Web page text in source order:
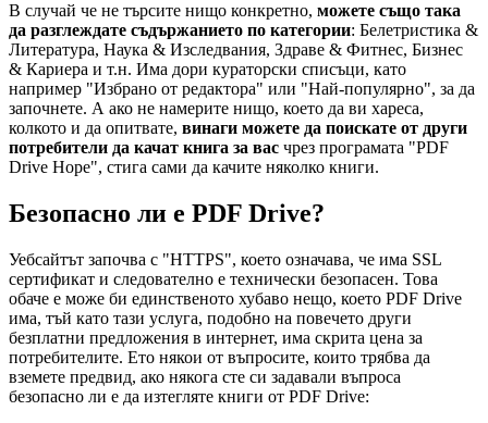
В случай че не търсите нищо конкретно, можете също така
да разглеждате съдържанието по категории: Белетристика &
Литература, Наука & Изследвания, Здраве & Фитнес, Бизнес
& Кариера и т.н. Има дори кураторски списъци, като
например "Избрано от редактора" или "Най-популярно", за да
започнете. А ако не намерите нищо, което да ви хареса,
колкото и да опитвате, винаги можете да поискате от други
потребители да качат книга за вас чрез програмата "PDF
Drive Hope", стига сами да качите няколко книги.
Безопасно ли е PDF Drive?
Уебсайтът започва с "HTTPS", което означава, че има SSL
сертификат и следователно е технически безопасен. Това
обаче е може би единственото хубаво нещо, което PDF Drive
има, тъй като тази услуга, подобно на повечето други
безплатни предложения в интернет, има скрита цена за
потребителите. Ето някои от въпросите, които трябва да
вземете предвид, ако някога сте си задавали въпроса
безопасно ли е да изтегляте книги от PDF Drive: